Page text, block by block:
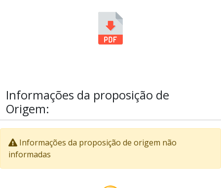
Informações da proposição de
Origem:
Informações da proposição de origem não
informadas